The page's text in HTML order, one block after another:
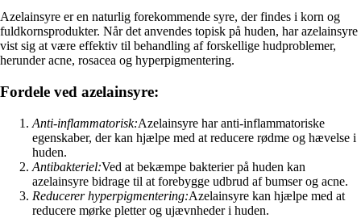
Azelainsyre er en naturlig forekommende syre, der findes i korn og
fuldkornsprodukter. Når det anvendes topisk på huden, har azelainsyre
vist sig at være effektiv til behandling af forskellige hudproblemer,
herunder acne, rosacea og hyperpigmentering.
Fordele ved azelainsyre:
Anti-inflammatorisk:Azelainsyre har anti-inflammatoriske
egenskaber, der kan hjælpe med at reducere rødme og hævelse i
huden.
Antibakteriel:Ved at bekæmpe bakterier på huden kan
azelainsyre bidrage til at forebygge udbrud af bumser og acne.
Reducerer hyperpigmentering:Azelainsyre kan hjælpe med at
reducere mørke pletter og ujævnheder i huden.